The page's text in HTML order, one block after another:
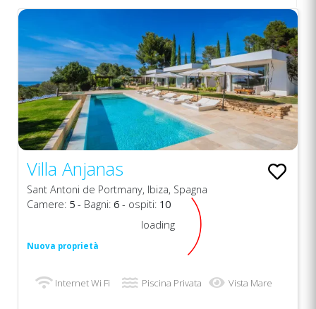
Villa Anjanas
Sant Antoni de Portmany, Ibiza, Spagna
Camere: 5 - Bagni: 6 - ospiti: 10
Nuova proprietà
loading
Internet Wi Fi Piscina Privata Vista Mare